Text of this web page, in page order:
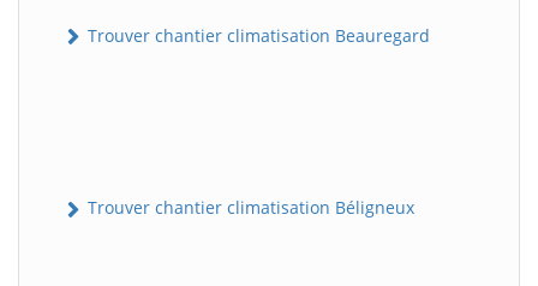
Trouver chantier climatisation Beauregard
Trouver chantier climatisation Béligneux